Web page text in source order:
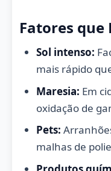
Fatores que
Sol intenso:
mais rápido
Maresia: Em
oxidação de
Pets:
malhas de